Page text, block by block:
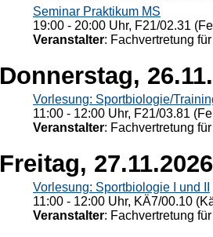
Seminar Praktikum MS
19:00 - 20:00 Uhr, F21/02.31
Veranstalter: Fachvertretung
Donnerstag,
Vorlesung: Sportbiologie/
11:00 - 12:00 Uhr, F21/03.81
Veranstalter: Fachvertretung
Freitag, 27.11.2026
Vorlesung: Sportbiologie I und II
11:00 - 12:00 Uhr, KÄ7/00.10
Veranstalter: Fachvertretung